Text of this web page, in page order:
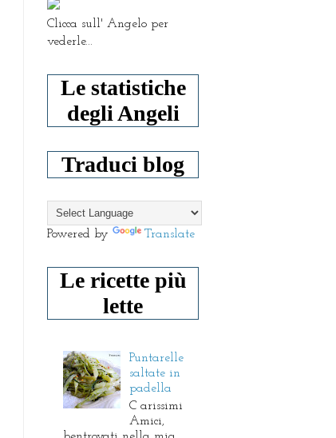
Clicca sull' Angelo per
vederle...
Le statistiche
degli Angeli
Traduci blog
Powered by Translate
Le ricette più
lette
Puntarelle
saltate in
padella
C arissimi
Amici,